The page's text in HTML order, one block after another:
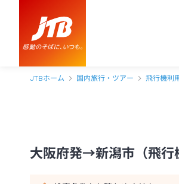
JTBホーム 国内旅行・ツアー 飛行機利
大阪府発→新潟市（飛行